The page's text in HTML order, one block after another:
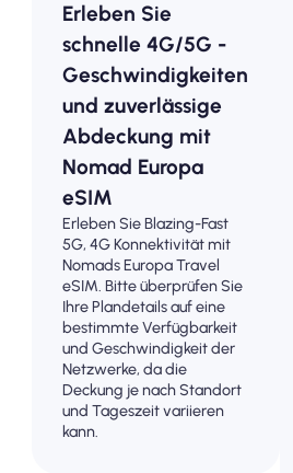
Erleben Sie
schnelle 4G/5G -
Geschwindigkeiten
und zuverlässige
Abdeckung mit
Nomad Europa
eSIM
Erleben Sie Blazing-Fast
5G, 4G Konnektivität mit
Nomads Europa Travel
eSIM. Bitte überprüfen Sie
Ihre Plandetails auf eine
bestimmte Verfügbarkeit
und Geschwindigkeit der
Netzwerke, da die
Deckung je nach Standort
und Tageszeit variieren
kann.